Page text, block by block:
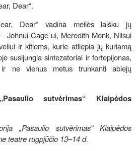
Dear“.
Dear“ vadina meilės laišku jų
Johnui Cage`ui, Meredith Monk, Nilsui
ir kitiems, kurie atliepia jų kuriamą
susijungia sintezatoriai ir fortepijonas,
ne vienus metus trunkanti abiejų
sutvėrimas“ Klaipėdos
„Pasaulio sutvėrimas“ Klaipėdos
teatre rugpjūčio 13–14 d.